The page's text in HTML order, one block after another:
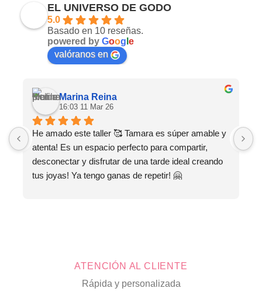
EL UNIVERSO DE GODO
5.0
Basado en 10 reseñas.
powered by Goog e
valóranos en
Marina Reina
16:03 11 Mar 26
He amado este taller 🥰 Tamara es súper amable y
atenta! Es un espacio perfecto para compartir,
desconectar y disfrutar de una tarde ideal creando
tus joyas! Ya tengo ganas de repetir! 🤗
ATENCIÓN AL CLIENTE
Rápida y personalizada